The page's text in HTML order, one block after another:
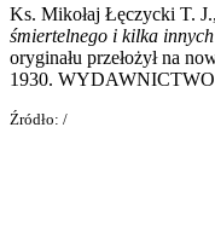
Ks. Mikołaj Łęczycki T. J.,
śmiertelnego i kilka
oryginału przełożył na
1930.
Źródło: /